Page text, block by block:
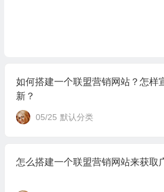
如何搭建一个联盟营销网站？怎样
新？
05/25 默认分类
怎么搭建一个联盟营销网站来获取